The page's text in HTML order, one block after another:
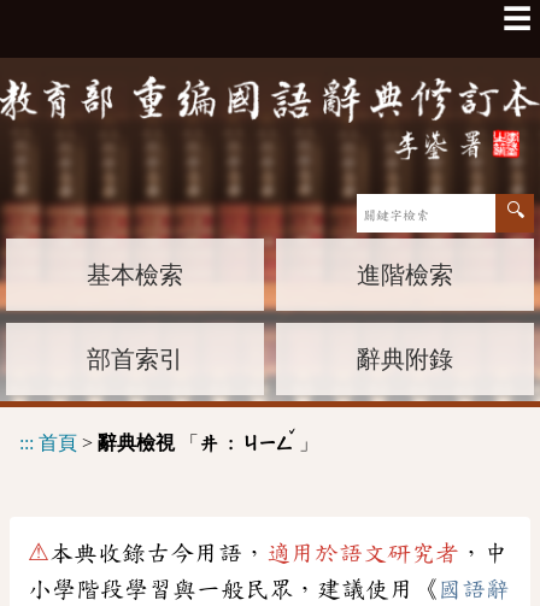
☰
基本檢索 進階檢索
部首索引 辭典附錄
::: 首頁 > 辭典檢視「 井 : ㄐㄧㄥ
ˇ
」
⚠本典收錄古今用語， 適用於語文研究者 ，中
小學階段學習與一般民眾，建議使用《 國語辭